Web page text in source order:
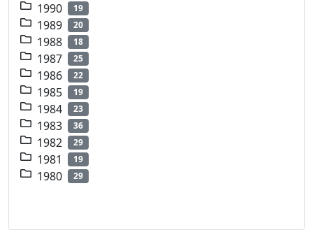
1990 19
1989 20
1988 18
1987 25
1986 22
1985 19
1984 23
1983 36
1982 29
1981 19
1980 29